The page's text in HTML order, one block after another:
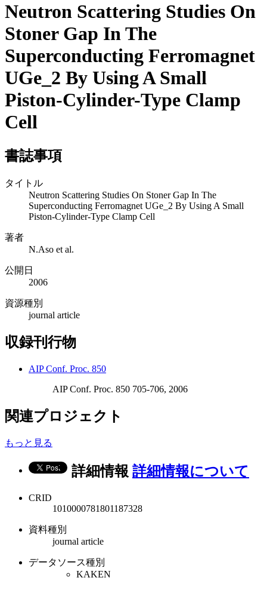
Neutron Scattering Studies On
Stoner Gap In The
Superconducting Ferromagnet
UGe_2 By Using A Small
Piston-Cylinder-Type Clamp
Cell
書誌事項
タイトル
Neutron Scattering Studies On Stoner Gap In The
Superconducting Ferromagnet UGe_2 By Using A Small
Piston-Cylinder-Type Clamp Cell
著者
N.Aso et al.
公開日
2006
資源種別
journal article
収録刊行物
AIP Conf. Proc. 850
AIP Conf. Proc. 850 705-706, 2006
関連プロジェクト
もっと見る
詳細情報 詳細情報について
CRID
1010000781801187328
資料種別
journal article
データソース種別
KAKEN